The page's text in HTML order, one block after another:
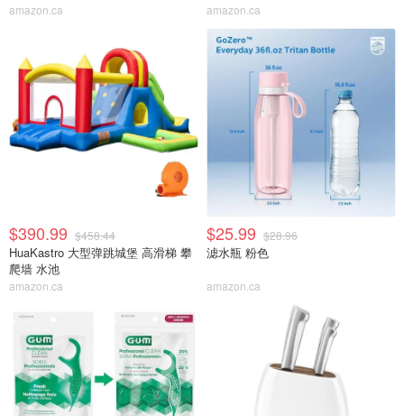
amazon.ca amazon.ca
$390.99 $458.44
HuaKastro 大型弹跳城堡 高滑梯 攀
爬墙 水池
amazon.ca
$25.99 $28.96
滤水瓶 粉色
amazon.ca